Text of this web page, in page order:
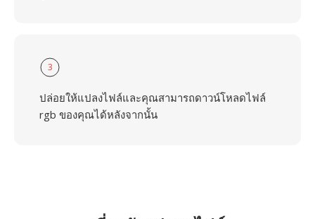
3
ปล่อยให้แปลงไฟล์และคุณสามารถดาวน์โหลดไฟล์
rgb ของคุณได้หลังจากนั้น